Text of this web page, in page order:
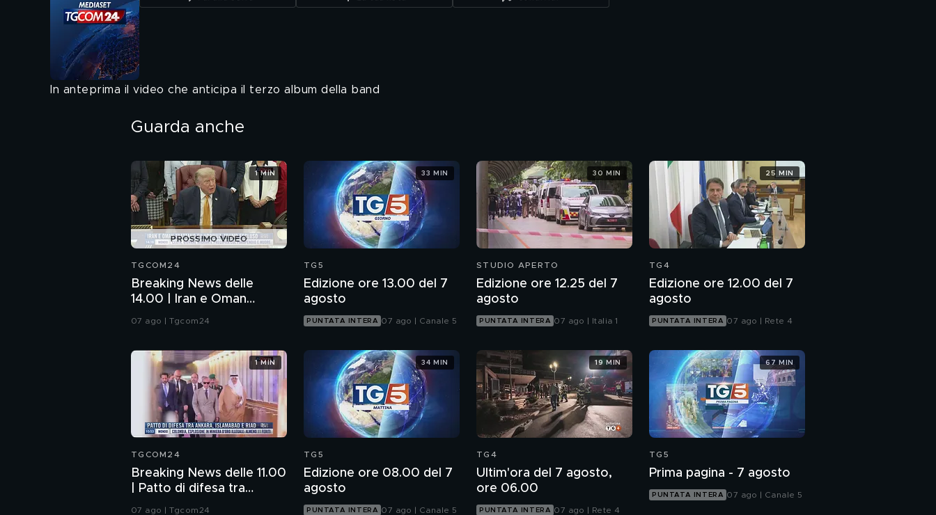
In anteprima il video che anticipa il terzo album della band
Guarda anche
PROSSIMO VIDEO
TGCOM24
Breaking News delle
14.00 | Iran e Oman
trattano su Hormuz,
07 ago | Tgcom24
1 MIN
TG5
Edizione ore 13.00 del 7
agosto
PUNTATA INTERA 07 ago | Canale 5
33 MIN
STUDIO APERTO
Edizione ore 12.25 del 7
agosto
PUNTATA INTERA 07 ago | Italia 1
30 MIN
TG4
Edizione ore 12.00 del 7
agosto
PUNTATA INTERA 07 ago | Rete 4
25 MIN
TGCOM24
Breaking News delle 11.00
| Patto di difesa tra
Ankara, Islamabad e Riad
07 ago | Tgcom24
1 MIN
TG5
Edizione ore 08.00 del 7
agosto
PUNTATA INTERA 07 ago | Canale 5
34 MIN
TG4
Ultim'ora del 7 agosto,
ore 06.00
PUNTATA INTERA 07 ago | Rete 4
19 MIN
TG5
Prima pagina - 7 agosto
PUNTATA INTERA 07 ago | Canale 5
67 MIN